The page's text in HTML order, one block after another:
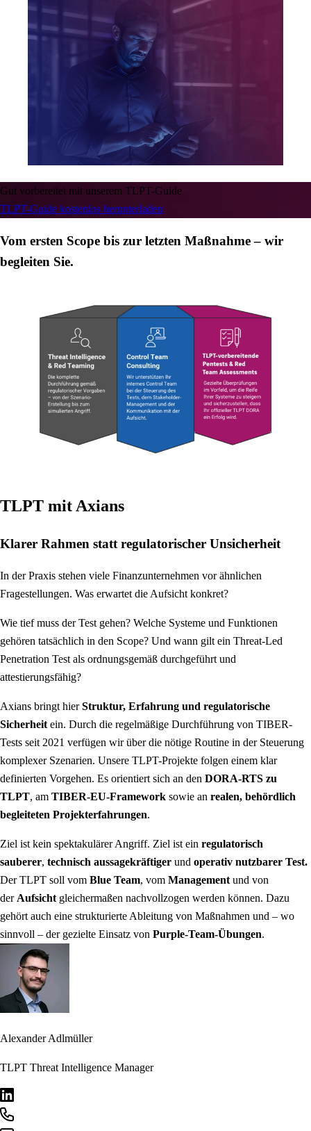
Gut vorbereitet mit unserem TLPT-Guide
TLPT-Guide kostenlos herunterladen
Vom ersten Scope bis zur letzten Maßnahme – wir
begleiten Sie.
TLPT mit Axians
Klarer Rahmen statt regulatorischer Unsicherheit
In der Praxis stehen viele Finanzunternehmen vor ähnlichen
Fragestellungen. Was erwartet die Aufsicht konkret?
Wie tief muss der Test gehen? Welche Systeme und Funktionen
gehören tatsächlich in den Scope? Und wann gilt ein Threat-Led
Penetration Test als ordnungsgemäß durchgeführt und
attestierungsfähig?
Axians bringt hierStruktur, Erfahrung und regulatorische
Sicherheit ein. Durch die regelmäßige Durchführung von TIBER-
Tests seit 2021 verfügen wir über die nötige Routine in der Steuerung
komplexer Szenarien. Unsere TLPT-Projekte folgen einem klar
definierten Vorgehen. Es orientiert sich an den DORA-RTS zu
TLPT, am TIBER-EU-Framework sowie an realen, behördlich
begleiteten Projekterfahrungen.
Ziel ist kein spektakulärer Angriff. Ziel ist ein regulatorisch
sauberer, technisch aussagekräftiger und operativ nutzbarer Test.
Der TLPT soll vom Blue Team, vom Management und von
der Aufsicht gleichermaßen nachvollzogen werden können. Dazu
gehört auch eine strukturierte Ableitung von Maßnahmen und – wo
sinnvoll – der gezielte Einsatz von Purple-Team-Übungen.
Alexander Adlmüller
TLPT Threat Intelligence Manager